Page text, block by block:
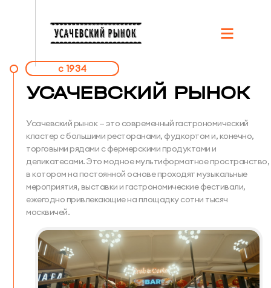
c 1934
УСАЧЕВСКИЙ РЫНОК
Усачевский рынок — это современный гастрономический
кластер с большими ресторанами, фудкортом и, конечно,
торговыми рядами с фермерскими продуктами и
деликатесами. Это модное мультиформатное пространство,
в котором на постоянной основе проходят музыкальные
мероприятия, выставки и гастрономические фестивали,
ежегодно привлекающие на площадку сотни тысяч
москвичей.